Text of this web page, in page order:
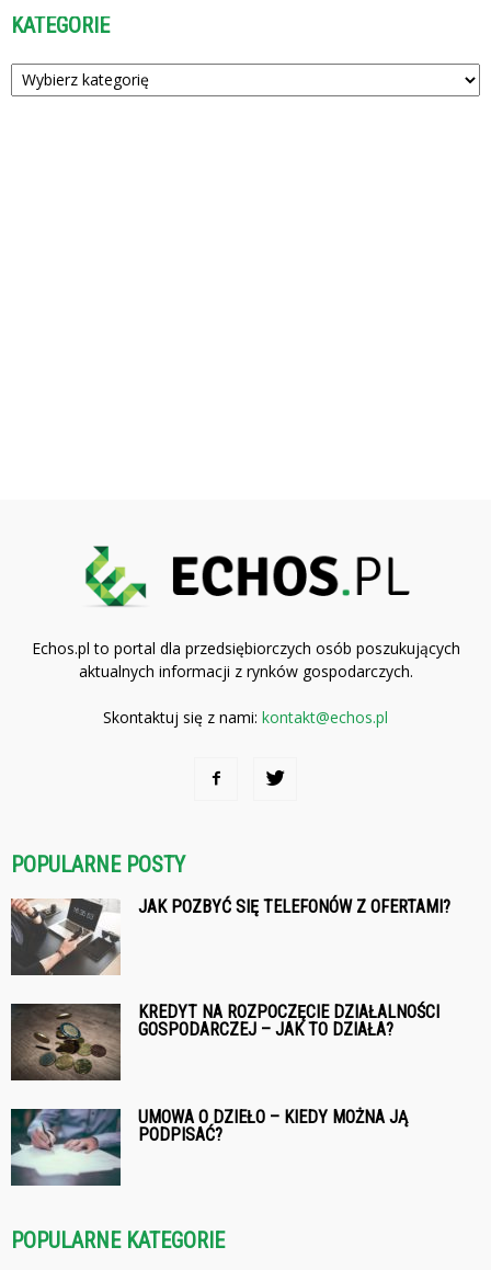
KATEGORIE
Kategorie
Echos.pl to portal dla przedsiębiorczych osób poszukujących
aktualnych informacji z rynków gospodarczych.
Skontaktuj się z nami: kontakt@echos.pl
POPULARNE POSTY
JAK POZBYĆ SIĘ TELEFONÓW Z OFERTAMI?
KREDYT NA ROZPOCZĘCIE DZIAŁALNOŚCI
GOSPODARCZEJ – JAK TO DZIAŁA?
UMOWA O DZIEŁO – KIEDY MOŻNA JĄ
PODPISAĆ?
POPULARNE KATEGORIE